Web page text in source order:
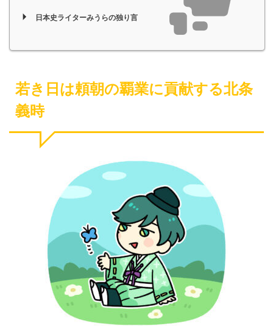
日本史ライターみうらの独り言
若き日は頼朝の覇業に貢献する北条
義時